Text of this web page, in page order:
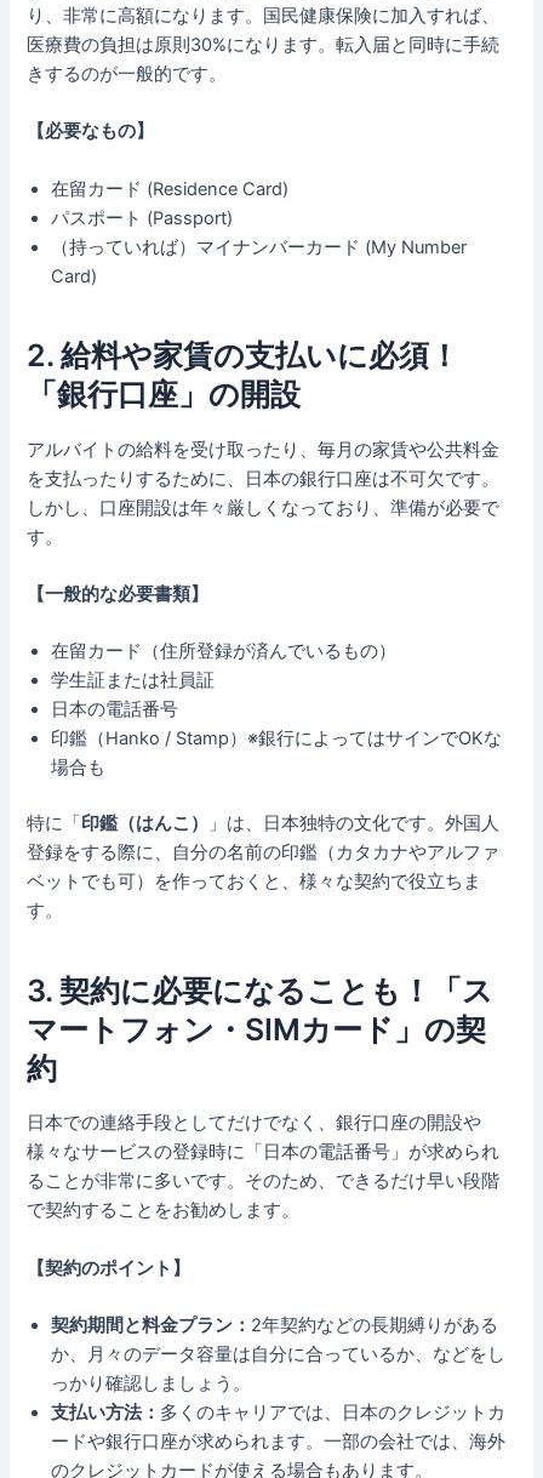
り、非常に高額になります。国民健康保険に加入すれば、
医療費の負担は原則30%になります。転入届と同時に手続
きするのが一般的です。
【必要なもの】
在留カード (Residence Card)
パスポート (Passport)
（持っていれば）マイナンバーカード (My Number
Card)
2. 給料や家賃の支払いに必須！
「銀行口座」の開設
アルバイトの給料を受け取ったり、毎月の家賃や公共料金
を支払ったりするために、日本の銀行口座は不可欠です。
しかし、口座開設は年々厳しくなっており、準備が必要で
す。
【一般的な必要書類】
在留カード（住所登録が済んでいるもの）
学生証または社員証
日本の電話番号
印鑑（Hanko / Stamp）※銀行によってはサインでOKな
場合も
特に「印鑑（はんこ）
」は、日本独特の文化です。外国人
登録をする際に、自分の名前の印鑑（カタカナやアルファ
ベットでも可）を作っておくと、様々な契約で役立ちま
す。
3. 契約に必要になることも！「ス
マートフォン・SIMカード」の契
約
日本での連絡手段としてだけでなく、銀行口座の開設や
様々なサービスの登録時に「日本の電話番号」が求められ
ることが非常に多いです。そのため、できるだけ早い段階
で契約することをお勧めします。
【契約のポイント】
契約期間と料金プラン： 2年契約などの長期縛りがある
か、月々のデータ容量は自分に合っているか、などをし
っかり確認しましょう。
支払い方法： 多くのキャリアでは、日本のクレジットカ
ードや銀行口座が求められます。一部の会社では、海外
のクレジットカードが使える場合もあります。